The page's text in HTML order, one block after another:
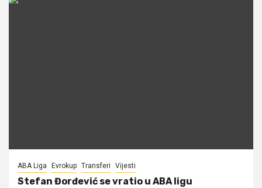
ABA Liga Evrokup Transferi Vijesti
Stefan Đorđević se vratio u ABA ligu